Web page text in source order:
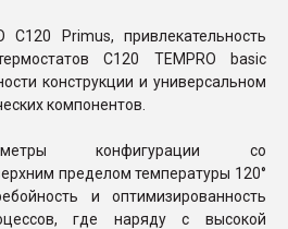
Primus, привлекательность
C120 TEMPRO basic
конструкции и универсальном
компонентов.
конфигурации со
пределом температуры 120°
и оптимизированность
где наряду с высокой